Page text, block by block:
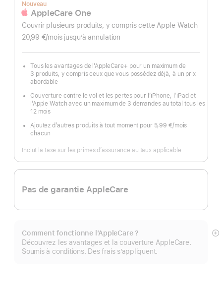
Nouveau
AppleCare One
Couvrir plusieurs produits, y compris cette Apple Watch
20,99 €/moispar
jusqu’à annulation
Tous les avantages de l’AppleCare+ pour un maximum de
3 produits, y compris ceux que vous possédez déjà, à un prix
abordable
Couverture contre le vol et les pertes pour l’iPhone, l’iPad et
l’Apple Watch avec un maximum de 3 demandes au total tous les
12 mois
Ajoutez d’autres produits à tout moment pour 5,99 €/mois
chacun
Inclut la taxe sur les primes d’assurance au taux applicable
Pas de garantie AppleCare
Comment fonctionne l’AppleCare ?
Découvrez les avantages et la couverture AppleCare.
Soumis à conditions. Des frais s’appliquent.